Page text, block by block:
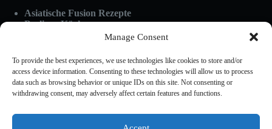
Manage Consent
To provide the best experiences, we use technologies like cookies to store and/or
access device information. Consenting to these technologies will allow us to process
data such as browsing behavior or unique IDs on this site. Not consenting or
withdrawing consent, may adversely affect certain features and functions.
Asiatische Fusion Rezepte
Berliner Küche
Küchen-Hacks & Tipps
Rezepte A-Z
Schnelle Küche
Useful Links